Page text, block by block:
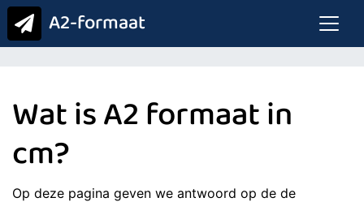
A2-formaat
Wat is A2 formaat in
cm?
Op deze pagina geven we antwoord op de de